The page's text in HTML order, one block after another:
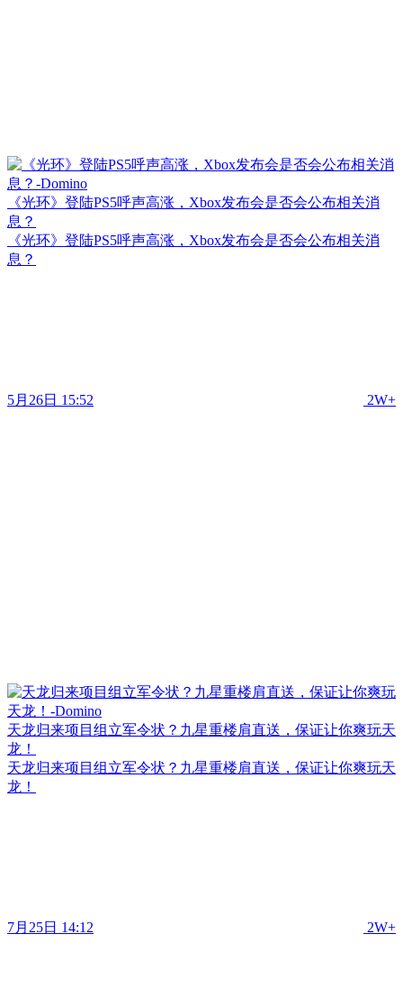
《光环》登陆PS5呼声高涨，Xbox发布会是否会公布相关消
息？
《光环》登陆PS5呼声高涨，Xbox发布会是否会公布相关消
息？
5月26日 15:52 2W+
天龙归来项目组立军令状？九星重楼肩直送，保证让你爽玩天
龙！
天龙归来项目组立军令状？九星重楼肩直送，保证让你爽玩天
龙！
7月25日 14:12 2W+